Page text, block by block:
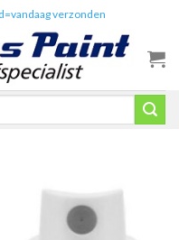
verzonden